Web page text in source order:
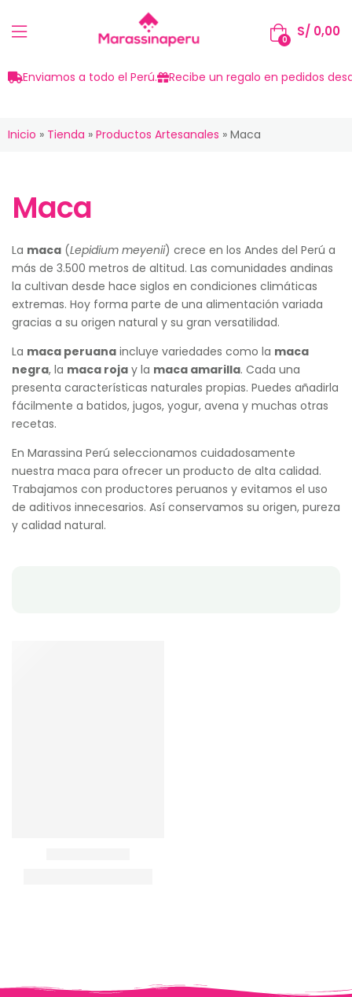
0
S/ 0,00
Enviamos a todo el Perú. Recibe un regalo en pedidos
Inicio » Tienda » Productos Artesanales » Maca
Maca
La maca (Lepidium meyenii) crece en los Andes del Perú a
más de 3.500 metros de altitud. Las comunidades andinas
la cultivan desde hace siglos en condiciones climáticas
extremas. Hoy forma parte de una alimentación variada
gracias a su origen natural y su gran versatilidad.
La maca peruana incluye variedades como la maca
negra, la maca roja y la maca amarilla. Cada una
presenta características naturales propias. Puedes añadirla
fácilmente a batidos, jugos, yogur, avena y muchas otras
recetas.
En Marassina Perú seleccionamos cuidadosamente
nuestra maca para ofrecer un producto de alta calidad.
Trabajamos con productores peruanos y evitamos el uso
de aditivos innecesarios. Así conservamos su origen, pureza
y calidad natural.